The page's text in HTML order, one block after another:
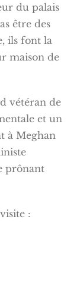
du palais
être des
ils font la
maison de
vétéran de
et un
à Meghan
prônant
: